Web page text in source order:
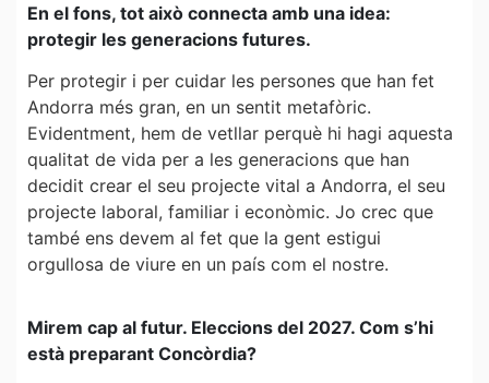
En el fons, tot això connecta amb una idea:
protegir les generacions futures.
Per protegir i per cuidar les persones que han fet
Andorra més gran, en un sentit metafòric.
Evidentment, hem de vetllar perquè hi hagi aquesta
qualitat de vida per a les generacions que han
decidit crear el seu projecte vital a Andorra, el seu
projecte laboral, familiar i econòmic. Jo crec que
també ens devem al fet que la gent estigui
orgullosa de viure en un país com el nostre.
Mirem cap al futur. Eleccions del 2027. Com s’hi
està preparant Concòrdia?